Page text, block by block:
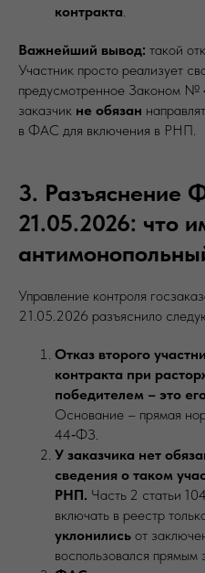
контракта.
Важнейший вывод: такой
Участник просто реализует
предусмотренное Законом №
заказчик не обязан
в ФАС для включения в РНП.
3. Разъяснение
21.05.2026: что
Управление контроля
21.05.2026 разъяснило
Отказ второго
контракта при
победителем – это
Основание – прямая
44‑ФЗ.
У заказчика нет
сведения о таком
РНП. Часть 2 статьи
включать в реестр
уклонились от
воспользовался прямым